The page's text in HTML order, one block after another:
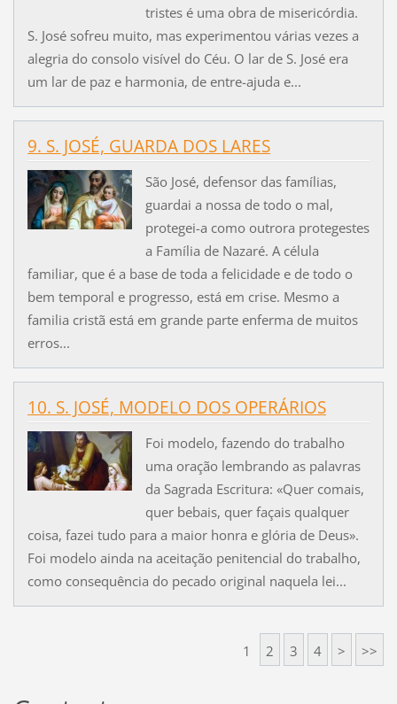
tristes é uma obra de misericórdia.
S. José sofreu muito, mas experimentou várias vezes a
alegria do consolo visível do Céu. O lar de S. José era
um lar de paz e harmonia, de entre-ajuda e...
9. S. JOSÉ, GUARDA DOS LARES
São José, defensor das famílias,
guardai a nossa de todo o mal,
protegei-a como outrora protegestes
a Família de Nazaré. A célula
familiar, que é a base de toda a felicidade e de todo o
bem temporal e progresso, está em crise. Mesmo a
familia cristã está em grande parte enferma de muitos
erros...
10. S. JOSÉ, MODELO DOS OPERÁRIOS
Foi modelo, fazendo do trabalho
uma oração lembrando as palavras
da Sagrada Escritura: «Quer comais,
quer bebais, quer façais qualquer
coisa, fazei tudo para a maior honra e glória de Deus».
Foi modelo ainda na aceitação penitencial do trabalho,
como consequência do pecado original naquela lei...
1 2 3 4 > >>